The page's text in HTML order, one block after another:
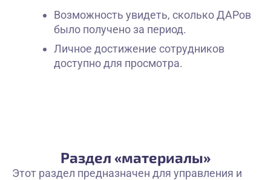
Возможность увидеть, сколько ДАРов
было получено за период.
Личное достижение сотрудников
доступно для просмотра.
Раздел «материалы»
Этот раздел предназначен для управления и